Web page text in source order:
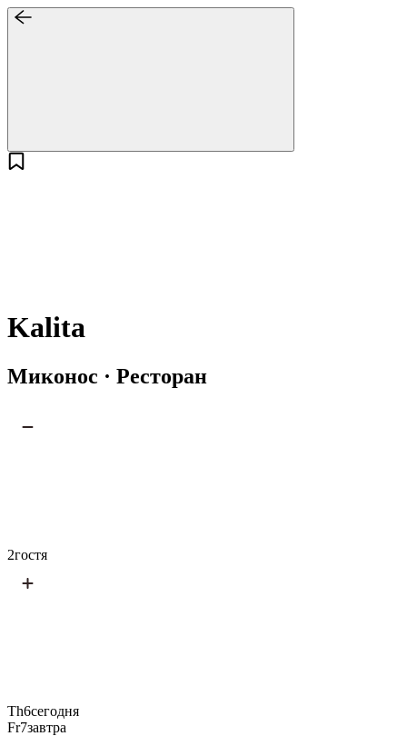
Kalita
Миконос · Ресторан
2гостя
Th6сегодня
Fr7завтра